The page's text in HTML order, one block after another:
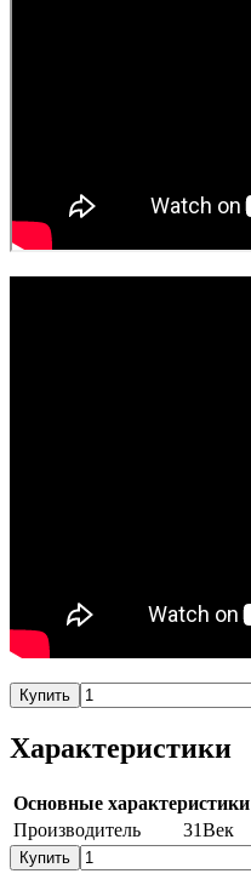
Купить
Характеристики
Основные характеристики
Производитель
31Век
Купить